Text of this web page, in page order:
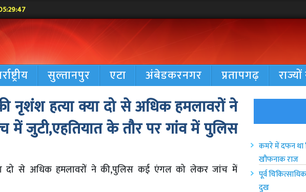
सुल्तानपुर एटा अंबेडकरनगर प्रतापगढ़
नृशंश हत्या क्या दो से अधिक हमलावरों ने
जुटी,एहतियात के तौर पर गांव में पुलिस
दो से अधिक हमलावरों ने की,पुलिस कई एंगल को लेकर जांच में
कमरे में दफन था
खौफनाक राज
पूर्व
दुख